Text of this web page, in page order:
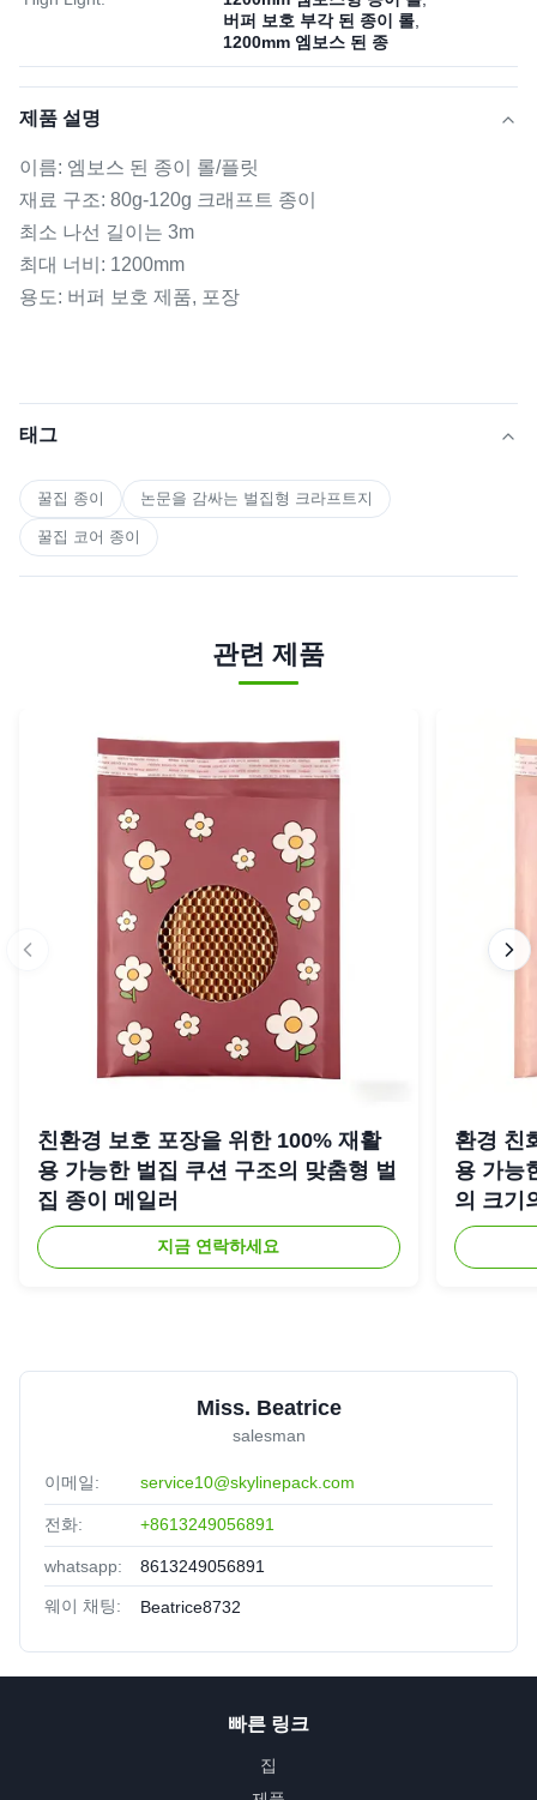
버퍼 보호 부각 된 종이 롤
1200mm 엠보스 된 종
제품 설명
이름: 엠보스 된 종이 롤/플릿
재료 구조: 80g-120g 크래프트 종이
최소 나선 길이는 3m
최대 너비: 1200mm
용도: 버퍼 보호 제품, 포장
태그
꿀집 종이 논문을 감싸는 벌집형 크라프트지
꿀집 코어 종이
관련 제품
친환경 보호 포장을 위한 100% 재활
용 가능한 벌집 쿠션 구조의 맞춤형 벌
집 종이 메일러
지금 연락하세요
환경 친
용 가능
의 크기
Miss. Beatrice
salesman
이메일: service10@skylinepack.com
전화: +8613249056891
whatsapp: 8613249056891
웨이 채팅: Beatrice8732
빠른 링크
집